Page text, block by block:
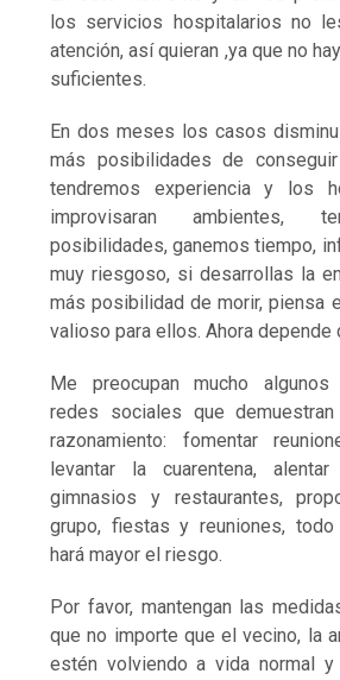
los servicios hospitalarios no
atención, así quieran ,ya que no
suficientes.
En dos meses los casos
más posibilidades de
tendremos experiencia y los
improvisaran ambientes,
posibilidades, ganemos tiempo,
muy riesgoso, si desarrollas la
más posibilidad de morir, piensa
valioso para ellos. Ahora depende
Me preocupan mucho algunos
redes sociales que
razonamiento: fomentar
levantar la cuarentena,
gimnasios y restaurantes,
grupo, fiestas y reuniones,
hará mayor el riesgo.
Por favor, mantengan las
que no importe que el vecino, la
estén volviendo a vida normal y